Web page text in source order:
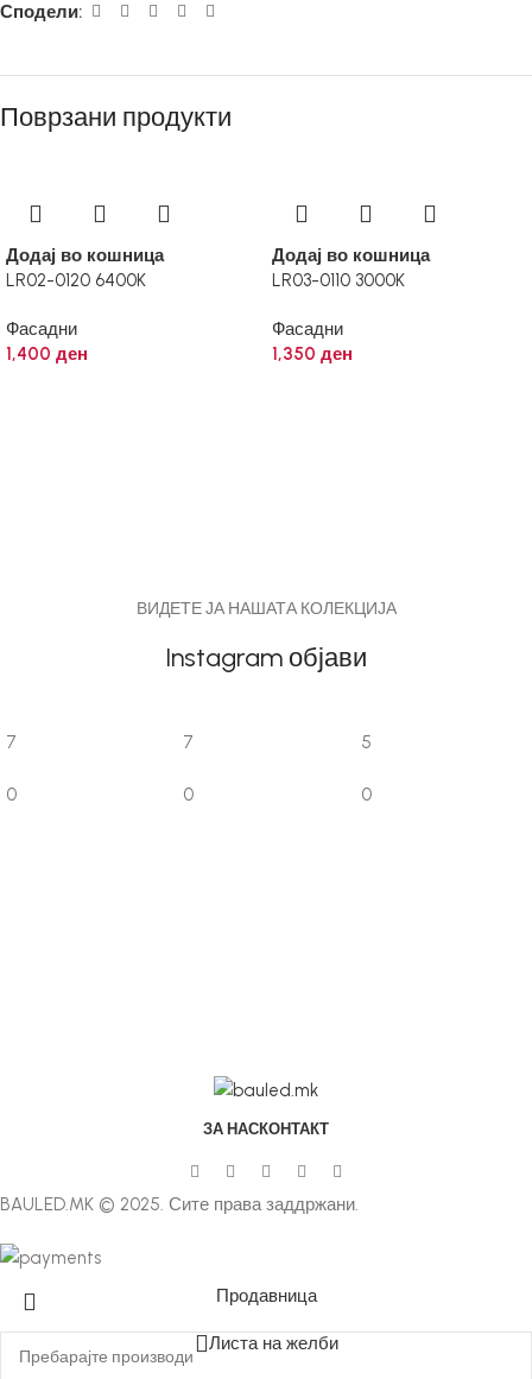
Сподели:
Поврзани продукти
Додај во кошница
LR02-0120 6400K
Фасадни
1,400 ден
Додај во кошница
LR03-0110 3000K
Фасадни
1,350 ден
ВИДЕТЕ ЈА НАШАТА КОЛЕКЦИЈА
Instagram објави
7
0
7
0
5
0
ЗА НАСКОНТАКТ
BAULED.MK © 2025. Сите права заддржани.
Продавница
Листа на желби